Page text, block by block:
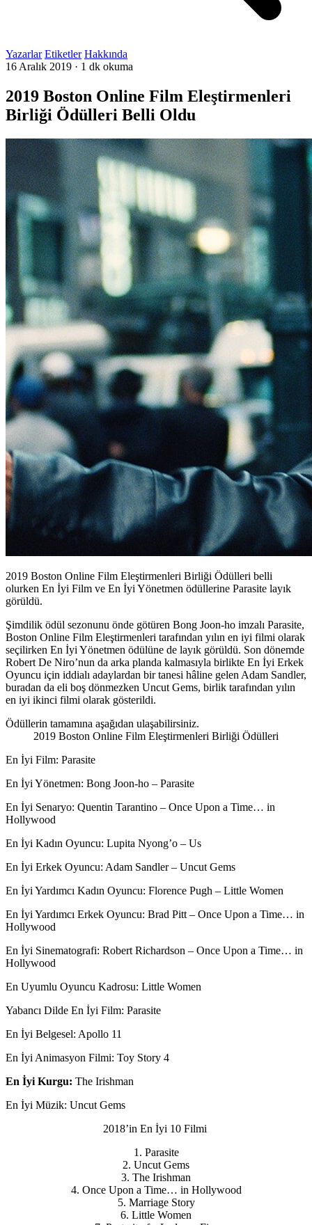
Yazarlar Etiketler Hakkında
16 Aralık 2019 · 1 dk okuma
2019 Boston Online Film Eleştirmenleri
Birliği Ödülleri Belli Oldu
2019 Boston Online Film Eleştirmenleri Birliği Ödülleri belli
olurken En İyi Film ve En İyi Yönetmen ödüllerine Parasite layık
görüldü.
Şimdilik ödül sezonunu önde götüren Bong Joon-ho imzalı Parasite,
Boston Online Film Eleştirmenleri tarafından yılın en iyi filmi olarak
seçilirken En İyi Yönetmen ödülüne de layık görüldü. Son dönemde
Robert De Niro’nun da arka planda kalmasıyla birlikte En İyi Erkek
Oyuncu için iddialı adaylardan bir tanesi hâline gelen Adam Sandler,
buradan da eli boş dönmezken Uncut Gems, birlik tarafından yılın
en iyi ikinci filmi olarak gösterildi.
Ödüllerin tamamına aşağıdan ulaşabilirsiniz.
2019 Boston Online Film Eleştirmenleri Birliği Ödülleri
En İyi Film: Parasite
En İyi Yönetmen: Bong Joon-ho – Parasite
En İyi Senaryo: Quentin Tarantino – Once Upon a Time… in
Hollywood
En İyi Kadın Oyuncu: Lupita Nyong’o – Us
En İyi Erkek Oyuncu: Adam Sandler – Uncut Gems
En İyi Yardımcı Kadın Oyuncu: Florence Pugh – Little Women
En İyi Yardımcı Erkek Oyuncu: Brad Pitt – Once Upon a Time… in
Hollywood
En İyi Sinematografi: Robert Richardson – Once Upon a Time… in
Hollywood
En Uyumlu Oyuncu Kadrosu: Little Women
Yabancı Dilde En İyi Film: Parasite
En İyi Belgesel: Apollo 11
En İyi Animasyon Filmi: Toy Story 4
En İyi Kurgu: The Irishman
En İyi Müzik: Uncut Gems
2018’in En İyi 10 Filmi
1. Parasite
2. Uncut Gems
3. The Irishman
4. Once Upon a Time… in Hollywood
5. Marriage Story
6. Little Women